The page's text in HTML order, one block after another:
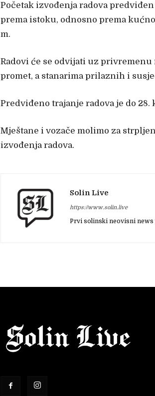
Početak izvođenja radova
prema istoku, odnosno prema
m.
Radovi će se odvijati uz
promet, a stanarima prilaznih i
Predviđeno trajanje radova je do 28.
Mještane i vozače molimo za
izvođenja radova.
Solin Live
https://www.solin.live
Prvi solinski neovisni news